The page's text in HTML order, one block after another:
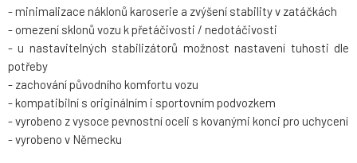
- minimalizace náklonů karoserie a zvýšení stability v zatáčkách
- omezení sklonů vozu k přetáčivosti / nedotáčivosti
- u nastavitelných stabilizátorů možnost nastavení tuhosti dle
potřeby
- zachování původního komfortu vozu
- kompatibilní s originálním i sportovním podvozkem
- vyrobeno z vysoce pevnostní oceli s kovanými konci pro uchycení
- vyrobeno v Německu